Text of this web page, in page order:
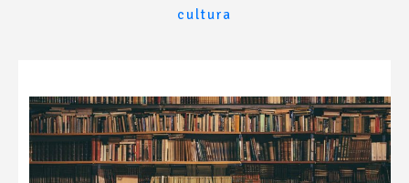
cultura